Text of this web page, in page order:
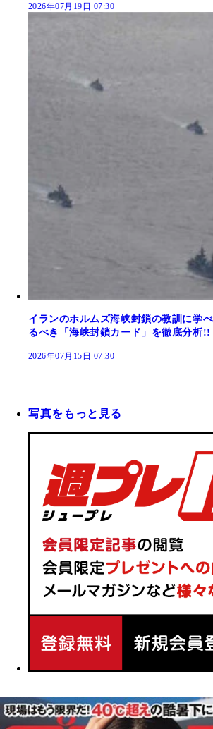
2026年07月19日 07:30
イランのホルムズ海峡封鎖の教訓に学
るべき「海峡封鎖カード」を徹底分析!!
2026年07月15日 07:30
写真をもっと見る